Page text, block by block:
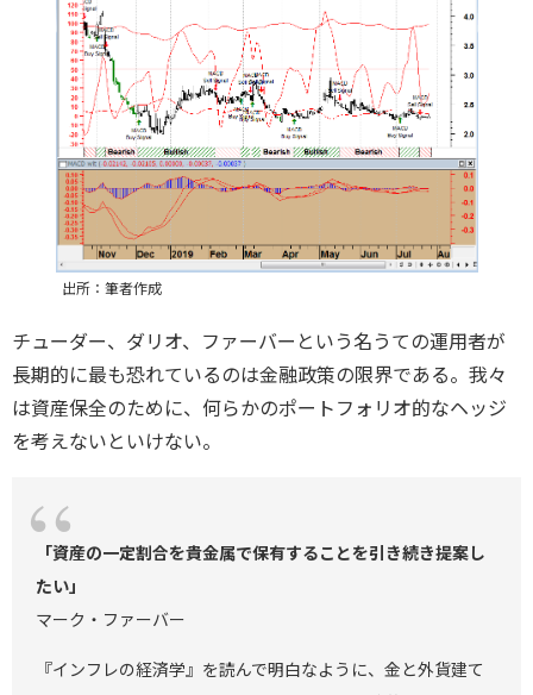
出所：筆者作成
チューダー、ダリオ、ファーバーという名うての運用者が
長期的に最も恐れているのは金融政策の限界である。我々
は資産保全のために、何らかのポートフォリオ的なヘッジ
を考えないといけない。
「資産の一定割合を貴金属で保有することを引き続き提案し
たい」
マーク・ファーバー
『インフレの経済学』を読んで明白なように、金と外貨建て